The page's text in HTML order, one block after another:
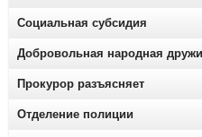
Социальная субсидия
Добровольная народная
Прокурор разъясняет
Отделение полиции